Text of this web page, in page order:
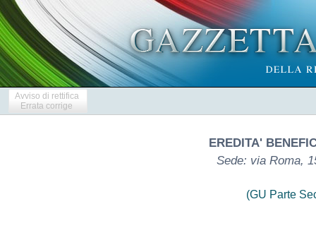
Avviso di rettifica
Errata corrige
EREDITA'
Sede: via Roma,
(GU Parte